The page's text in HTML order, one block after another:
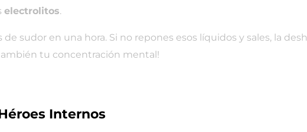
electrolitos.
sudor en una hora. Si no repones esos líquidos y sales, la
tu concentración mental!
Internos